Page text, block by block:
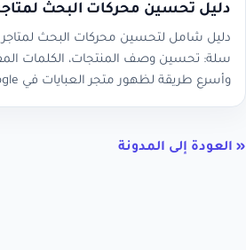
دليل تحسين محركات البحث
دليل شامل لتحسين محركات البحث لمتاجر
وأسرع طريقة لظهور متجر العبايات في Google.
« العودة إلى المدونة